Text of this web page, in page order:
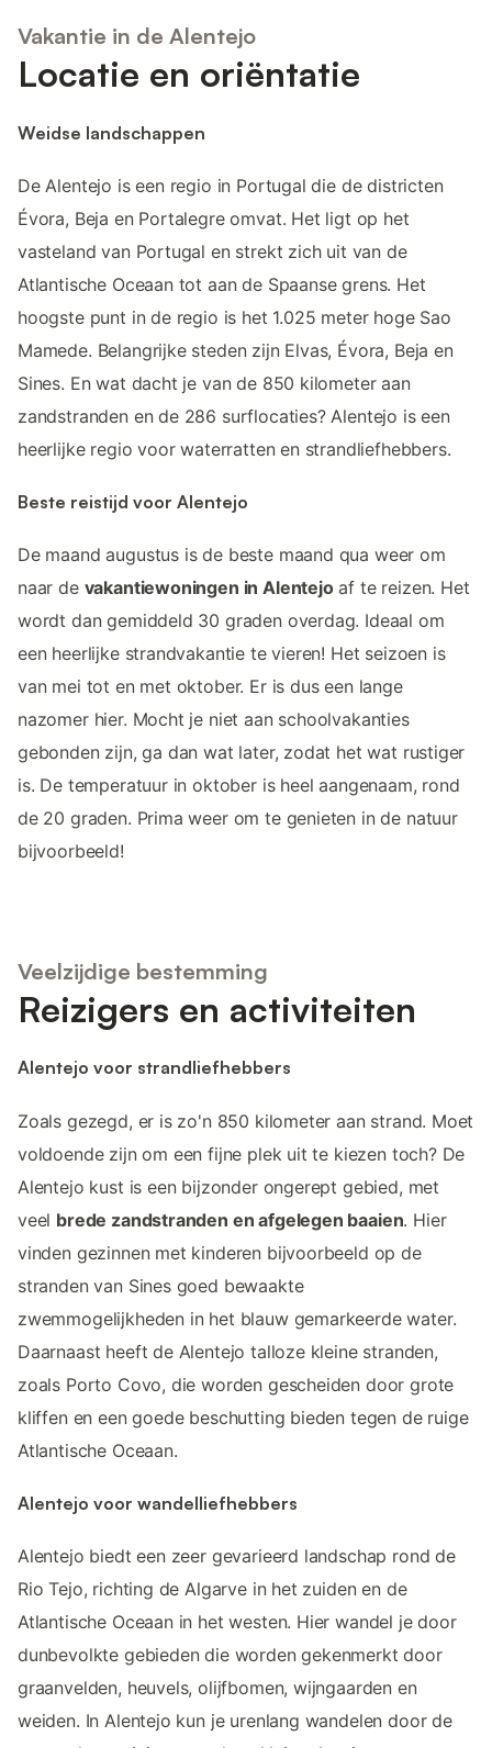
Vakantie in de Alentejo
Locatie en oriëntatie
Weidse landschappen
De Alentejo is een regio in Portugal die de districten
Évora, Beja en Portalegre omvat. Het ligt op het
vasteland van Portugal en strekt zich uit van de
Atlantische Oceaan tot aan de Spaanse grens. Het
hoogste punt in de regio is het 1.025 meter hoge Sao
Mamede. Belangrijke steden zijn Elvas, Évora, Beja en
Sines. En wat dacht je van de 850 kilometer aan
zandstranden en de 286 surflocaties? Alentejo is een
heerlijke regio voor waterratten en strandliefhebbers.
Beste reistijd voor Alentejo
De maand augustus is de beste maand qua weer om
naar de vakantiewoningen in Alentejoaf te reizen. Het
wordt dan gemiddeld 30 graden overdag. Ideaal om
een heerlijke strandvakantie te vieren! Het seizoen is
van mei tot en met oktober. Er is dus een lange
nazomer hier. Mocht je niet aan schoolvakanties
gebonden zijn, ga dan wat later, zodat het wat rustiger
is. De temperatuur in oktober is heel aangenaam, rond
de 20 graden. Prima weer om te genieten in de natuur
bijvoorbeeld!
Veelzijdige bestemming
Reizigers en activiteiten
Alentejo voor strandliefhebbers
Zoals gezegd, er is zo'n 850 kilometer aan strand. Moet
voldoende zijn om een fijne plek uit te kiezen toch? De
Alentejo kust is een bijzonder ongerept gebied, met
veel brede zandstranden en afgelegen baaien. Hier
vinden gezinnen met kinderen bijvoorbeeld op de
stranden van Sines goed bewaakte
zwemmogelijkheden in het blauw gemarkeerde water.
Daarnaast heeft de Alentejo talloze kleine stranden,
zoals Porto Covo, die worden gescheiden door grote
kliffen en een goede beschutting bieden tegen de ruige
Atlantische Oceaan.
Alentejo voor wandelliefhebbers
Alentejo biedt een zeer gevarieerd landschap rond de
Rio Tejo, richting de Algarve in het zuiden en de
Atlantische Oceaan in het westen. Hier wandel je door
dunbevolkte gebieden die worden gekenmerkt door
graanvelden, heuvels, olijfbomen, wijngaarden en
weiden. In Alentejo kun je urenlang wandelen door de